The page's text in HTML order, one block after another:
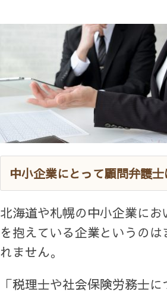
中小企業にとって顧問弁護
北海道や札幌の中小企業に
を抱えている企業というの
れません。
「税理士や社会保険労務士